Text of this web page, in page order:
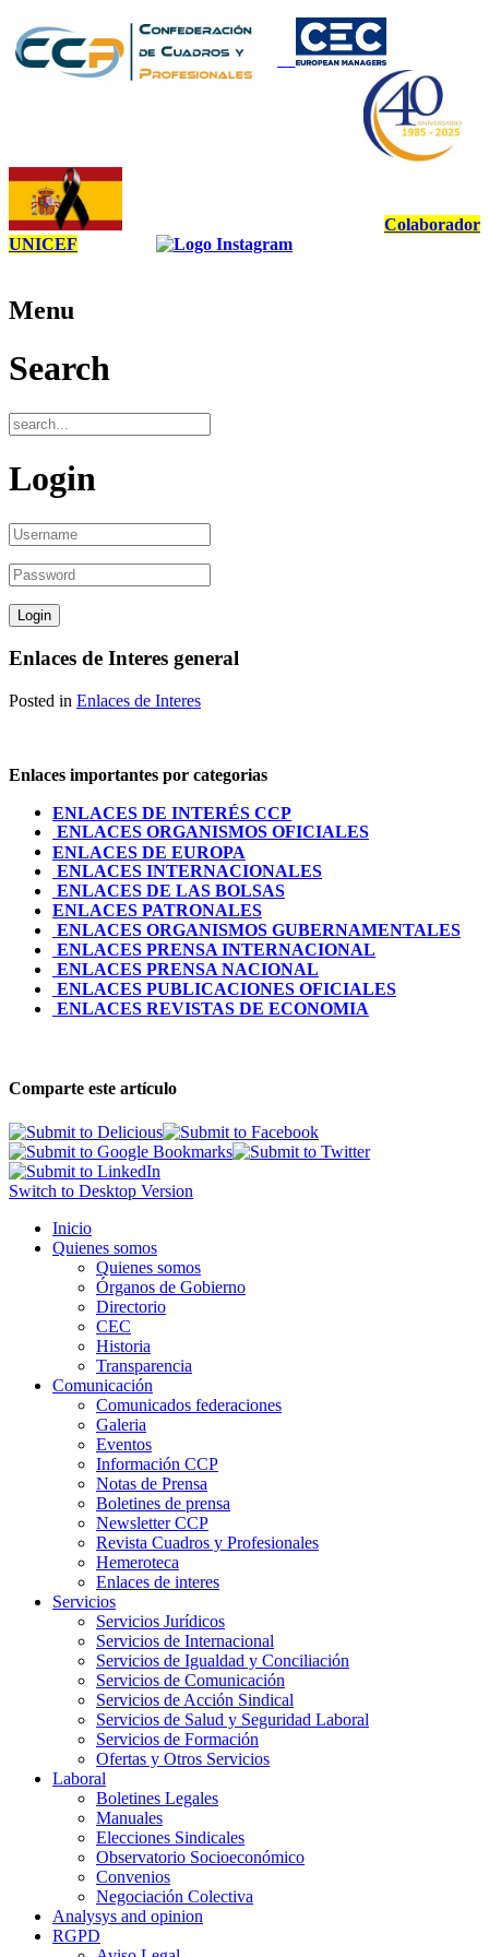
Colaborador
UNICEF
Menu
Search
Login
Enlaces de Interes general
Posted in Enlaces de Interes
Enlaces importantes por categorias
ENLACES DE INTERÉS CCP
ENLACES ORGANISMOS OFICIALES
ENLACES DE EUROPA
ENLACES INTERNACIONALES
ENLACES DE LAS BOLSAS
ENLACES PATRONALES
ENLACES ORGANISMOS GUBERNAMENTALES
ENLACES PRENSA INTERNACIONAL
ENLACES PRENSA NACIONAL
ENLACES PUBLICACIONES OFICIALES
ENLACES REVISTAS DE ECONOMIA
Comparte este artículo
Switch to Desktop Version
Inicio
Quienes somos
Quienes somos
Órganos de Gobierno
Directorio
CEC
Historia
Transparencia
Comunicación
Comunicados federaciones
Galeria
Eventos
Información CCP
Notas de Prensa
Boletines de prensa
Newsletter CCP
Revista Cuadros y Profesionales
Hemeroteca
Enlaces de interes
Servicios
Servicios Jurídicos
Servicios de Internacional
Servicios de Igualdad y Conciliación
Servicios de Comunicación
Servicios de Acción Sindical
Servicios de Salud y Seguridad Laboral
Servicios de Formación
Ofertas y Otros Servicios
Laboral
Boletines Legales
Manuales
Elecciones Sindicales
Observatorio Socioeconómico
Convenios
Negociación Colectiva
Analysys and opinion
RGPD